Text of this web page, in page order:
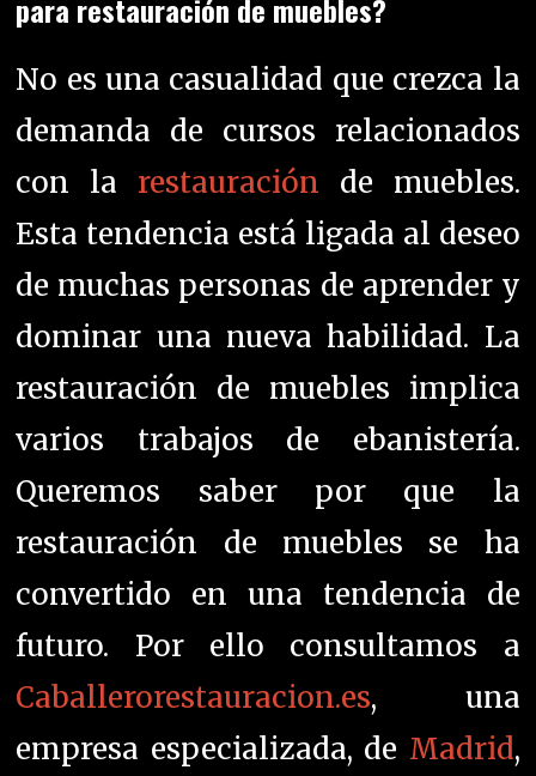
para restauración de muebles?
No es una casualidad que crezca la
demanda de cursos relacionados
con la restauración de muebles.
Esta tendencia está ligada al deseo
de muchas personas de aprender y
dominar una nueva habilidad. La
restauración de muebles implica
varios trabajos de ebanistería.
Queremos saber por que la
restauración de muebles se ha
convertido en una tendencia de
futuro. Por ello consultamos a
Caballerorestauracion.es, una
empresa especializada, de Madrid,